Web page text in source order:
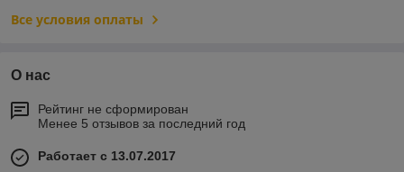
Все условия оплаты
О нас
Рейтинг не сформирован
Менее 5 отзывов за последний год
Работает с 13.07.2017